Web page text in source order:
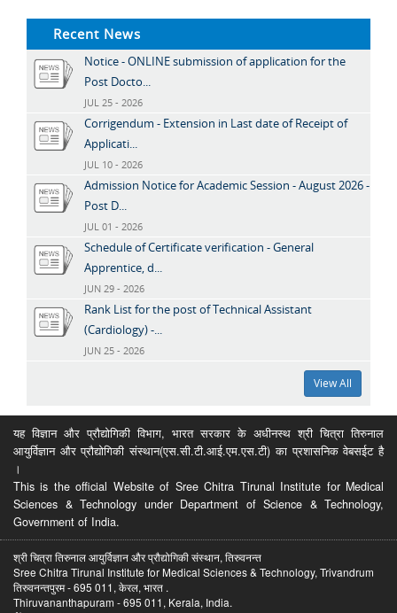
Recent News
Notice - ONLINE submission of application for the
Post Docto...
JUL 25 - 2026
Corrigendum - Extension in Last date of Receipt of
Applicati...
JUL 10 - 2026
Admission Notice for Academic Session - August 2026 -
Post D...
JUL 01 - 2026
Schedule of Certificate verification - General
Apprentice, d...
JUN 29 - 2026
Rank List for the post of Technical Assistant
(Cardiology) -...
JUN 25 - 2026
View All
यह विज्ञान और प्रौद्योगिकी विभाग, भारत सरकार के अधीनस्थ श्री चित्रा तिरुनाल
आयुर्विज्ञान और प्रौद्योगिकी संस्थान(एस.सी.टी.आई.एम.एस.टी) का प्रशासनिक वेबसईट है
।
This is the official Website of Sree Chitra Tirunal Institute for Medical
Sciences & Technology under Department of Science & Technology,
Government of India.
श्री चित्रा तिरुनाल आयुर्विज्ञान और प्रौद्योगिकी संस्थान, तिरुवनन्त
Sree Chitra Tirunal Institute for Medical Sciences & Technology, Trivandrum
तिरुवनन्तपुरम - 695 011, केरल, भारत .
Thiruvananthapuram - 695 011, Kerala, India.